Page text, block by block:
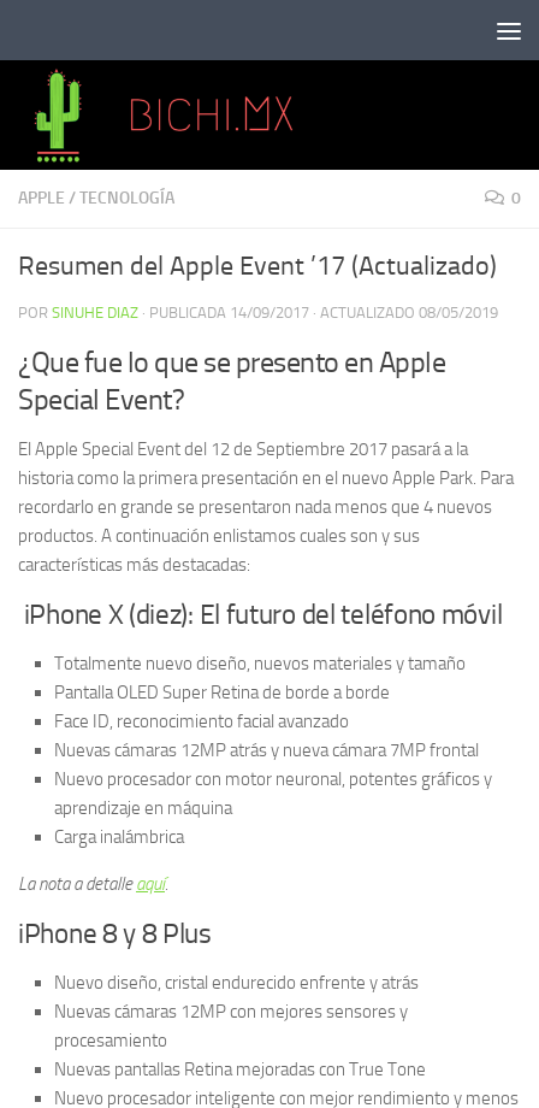
APPLE /TECNOLOGÍA 0
Resumen del Apple Event ’17 (Actualizado)
POR SINUHE DIAZ · PUBLICADA 14/09/2017 · ACTUALIZADO 08/05/2019
¿Que fue lo que se presento en Apple
Special Event?
El Apple Special Event del 12 de Septiembre 2017 pasará a la
historia como la primera presentación en el nuevo Apple Park. Para
recordarlo en grande se presentaron nada menos que 4 nuevos
productos. A continuación enlistamos cuales son y sus
características más destacadas:
iPhone X (diez): El futuro del teléfono móvil
Totalmente nuevo diseño, nuevos materiales y tamaño
Pantalla OLED Super Retina de borde a borde
Face ID, reconocimiento facial avanzado
Nuevas cámaras 12MP atrás y nueva cámara 7MP frontal
Nuevo procesador con motor neuronal, potentes gráficos y
aprendizaje en máquina
Carga inalámbrica
La nota a detalleaquí.
iPhone 8 y 8 Plus
Nuevo diseño, cristal endurecido enfrente y atrás
Nuevas cámaras 12MP con mejores sensores y
procesamiento
Nuevas pantallas Retina mejoradas con True Tone
Nuevo procesador inteligente con mejor rendimiento y menos